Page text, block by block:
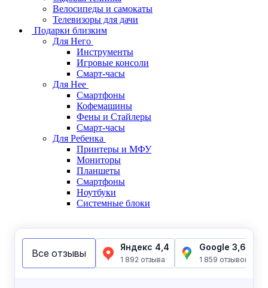
Велосипеды и самокаты
Телевизоры для дачи
Подарки близким
Для Него
Инструменты
Игровые консоли
Смарт-часы
Для Нее
Смартфоны
Кофемашины
Фены и Стайлеры
Смарт-часы
Для Ребенка
Принтеры и МФУ
Мониторы
Планшеты
Смартфоны
Ноутбуки
Системные блоки